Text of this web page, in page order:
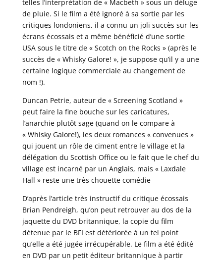
telles l’interprétation de « Macbeth » sous un déluge
de pluie. Si le film a été ignoré à sa sortie par les
critiques londoniens, il a connu un joli succès sur les
écrans écossais et a même bénéficié d’une sortie
USA sous le titre de « Scotch on the Rocks » (après le
succès de « Whisky Galore! », je suppose qu’il y a une
certaine logique commerciale au changement de
nom !).
Duncan Petrie, auteur de « Screening Scotland »
peut faire la fine bouche sur les caricatures,
l’anarchie plutôt sage (quand on le compare à
« Whisky Galore!), les deux romances « convenues »
qui jouent un rôle de ciment entre le village et la
délégation du Scottish Office ou le fait que le chef du
village est incarné par un Anglais, mais « Laxdale
Hall » reste une très chouette comédie
D’après l’article très instructif du critique écossais
Brian Pendreigh, qu’on peut retrouver au dos de la
jaquette du DVD britannique, la copie du film
détenue par le BFI est détériorée à un tel point
qu’elle a été jugée irrécupérable. Le film a été édité
en DVD par un petit éditeur britannique à partir